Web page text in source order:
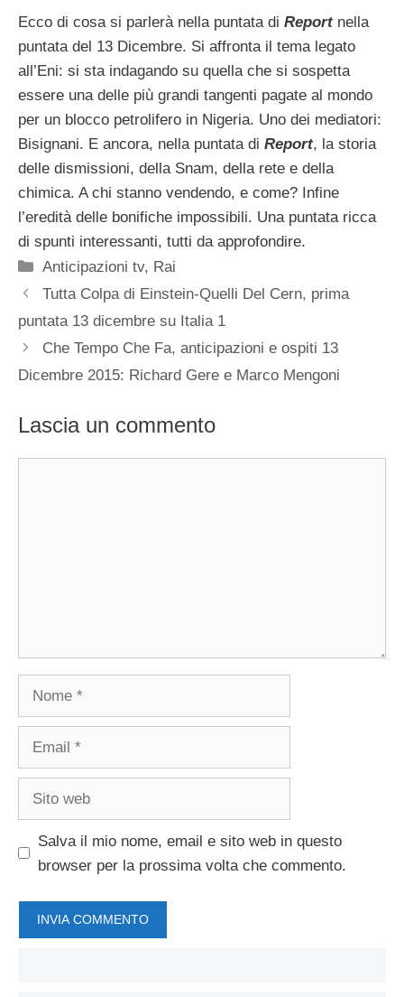
Ecco di cosa si parlerà nella puntata di Reportnella
puntata del 13 Dicembre. Si affronta il tema legato
all’Eni: si sta indagando su quella che si sospetta
essere una delle più grandi tangenti pagate al mondo
per un blocco petrolifero in Nigeria. Uno dei mediatori:
Bisignani. E ancora, nella puntata di Report, la storia
delle dismissioni, della Snam, della rete e della
chimica. A chi stanno vendendo, e come? Infine
l’eredità delle bonifiche impossibili. Una puntata ricca
di spunti interessanti, tutti da approfondire.
Categorie
Anticipazioni tv, Rai
Tutta Colpa di Einstein-Quelli Del Cern, prima
puntata 13 dicembre su Italia 1
Che Tempo Che Fa, anticipazioni e ospiti 13
Dicembre 2015: Richard Gere e Marco Mengoni
Lascia un commento
Salva il mio nome, email e sito web in questo
browser per la prossima volta che commento.